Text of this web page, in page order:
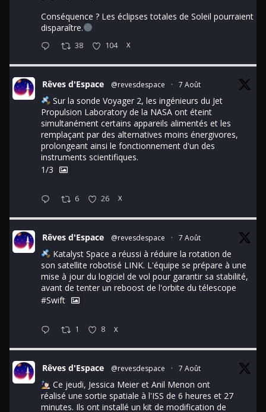
Conséquence ? Les éclipses totales de Soleil pourraient
disparaître.
38 104 X
Rêves d'Espace @revesdespace · 7 Août
Sur la sonde Voyager 2, les ingénieurs du Jet
Propulsion Laboratory de la NASA ont éteint
simultanément certains appareils alimentés et les
remplaçant par des alternatives moins énergivores,
prolongeant ainsi le fonctionnement d'un des
instruments scientifiques.
1/3
6 26 X
Rêves d'Espace @revesdespace · 7 Août
Katalyst Space a réussi à réduire la rotation de
son satellite robotisé LINK. L'équipe se prépare à une
mise à jour du logiciel de vol pour garantir sa stabilité,
avant de tenter un reboost de l'orbite du télescope
#Swift
1 8 X
Rêves d'Espace @revesdespace · 7 Août
Ce jeudi, Jessica Meier et Anil Menon ont
réalisé une sortie spatiale à l'ISS de 6 heures et 27
minutes. Ils ont installé un kit de modification de